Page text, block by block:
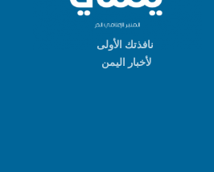
نافذتك الأولى
لأخبار اليمن